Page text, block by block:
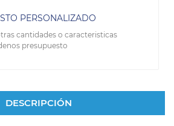
PERSONALIZADO
cantidades o caracteristicas
presupuesto
DESCRIPCIÓN